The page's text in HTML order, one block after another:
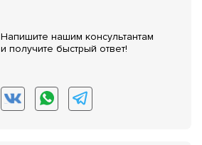
Напишите нашим консультантам
и получите быстрый ответ!